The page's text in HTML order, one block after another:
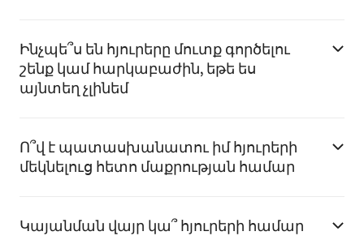
Ինչպե՞ս են հյուրերը մուտք գործելու
շենք կամ հարկաբաժին, եթե ես
այնտեղ չլինեմ
Ո՞վ է պատասխանատու իմ հյուրերի
մեկնելուց հետո մաքրության համար
Կայանման վայր կա՞ հյուրերի համար